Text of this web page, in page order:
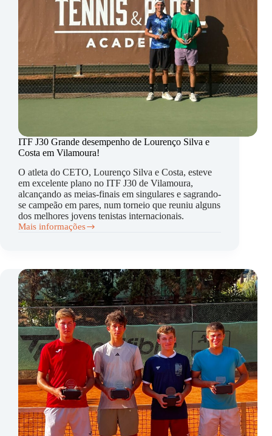
ITF J30 Grande desempenho de Lourenço Silva e
Costa em Vilamoura!
O atleta do CETO, Lourenço Silva e Costa, esteve
em excelente plano no ITF J30 de Vilamoura,
alcançando as meias-finais em singulares e sagrando-
se campeão em pares, num torneio que reuniu alguns
dos melhores jovens tenistas internacionais.
Mais informações
ITF
de
Lourenço
Silva
e
Costa
em
Vilamoura!